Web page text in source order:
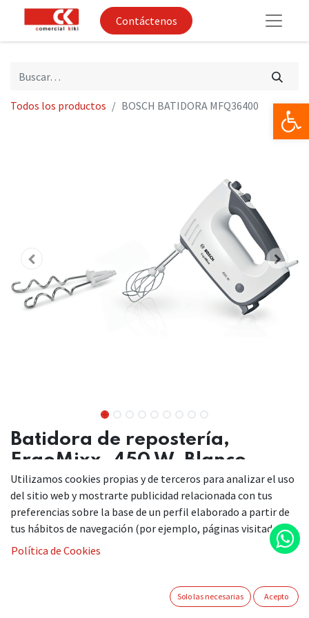
Contáctenos
Todos los productos BOSCH BATIDORA MFQ36400
Batidora de repostería,
ErgoMixx, 450 W, Blanco,
MFQ36400
Esta batidora se adapta perfectamente a la mano, con un
revestimiento suave y antideslizante al tacto
5 velocidades y función turbo. Control preciso de
Utilizamos cookies propias y de terceros para analizar el uso
del sitio web y mostrarte publicidad relacionada con tus
preferencias sobre la base de un perfil elaborado a partir de
tus hábitos de navegación (por ejemplo, páginas visitadas).
Política de Cookies
Solo las necesarias Acepto